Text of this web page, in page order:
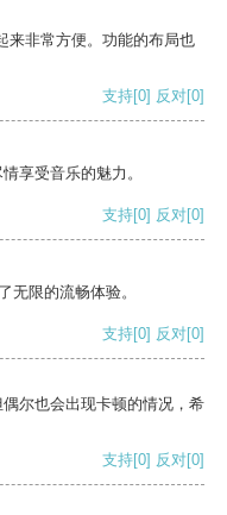
来非常方便。功能的布局也
支持[0] 反对[0]
享受音乐的魅力。
支持[0] 反对[0]
无限的流畅体验。
支持[0] 反对[0]
尔也会出现卡顿的情况，希
支持[0] 反对[0]